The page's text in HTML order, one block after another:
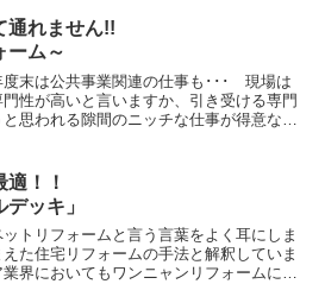
通れません!!
ーム～
度末は公共事業関連の仕事も･･･ 現場は
性が高いと言いますか、引き受ける専門
思われる隙間のニッチな仕事が得意なシ
！！
ッキ」
トリフォームと言う言葉をよく耳にしま
た住宅リフォームの手法と解釈していま
界においてもワンニャンリフォームに貢